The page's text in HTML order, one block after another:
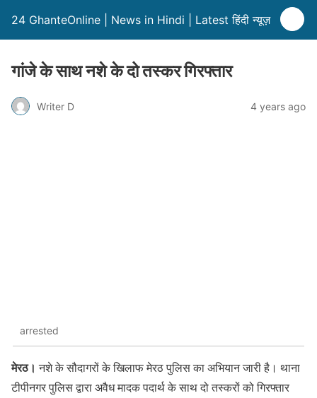
24 GhanteOnline | News in Hindi | Latest हिंदी न्यूज़
गांजे के साथ नशे के दो तस्कर गिरफ्तार
Writer D 4 years ago
arrested
मेरठ। नशे के सौदागरों के खिलाफ मेरठ पुलिस का अभियान जारी है। थाना
टीपीनगर पुलिस द्वारा अवैध मादक पदार्थ के साथ दो तस्करों को गिरफ्तार